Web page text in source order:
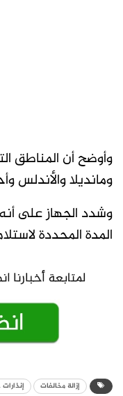
وأوضح أن المناطق
ومانديلا والأندلس
وشدد الجهاز على
المدة المحددة
إزالة مخالفات